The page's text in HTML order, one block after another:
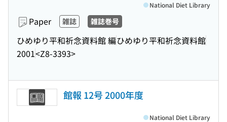
Paper 雑誌 雑誌巻号
ひめゆり平和祈念資料館 編ひめゆり平和祈念資料館
2001<Z8-3393>
National Diet Library
館報 12号 2000年度
National Diet Library